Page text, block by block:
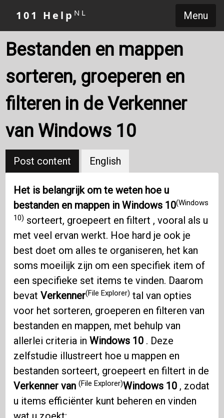
Menu
101 Help NL
Bestanden en mappen
sorteren, groeperen en
filteren in de Verkenner
van Windows 10
Post content English
Het is belangrijk om te weten hoe u
bestanden en mappen in Windows 10(Windows
10) sorteert, groepeert en filtert , vooral als u
met veel ervan werkt. Hoe hard je ook je
best doet om alles te organiseren, het kan
soms moeilijk zijn om een ​​specifiek item of
een specifieke set items te vinden. Daarom
bevatVerkenner(File Explorer) tal van opties
voor het sorteren, groeperen en filteren van
bestanden en mappen, met behulp van
allerlei criteria inWindows 10 . Deze
zelfstudie illustreert hoe u mappen en
bestanden sorteert, groepeert en filtert in de
Verkenner van(File Explorer)Windows 10 , zodat
u items efficiënter kunt beheren en vinden